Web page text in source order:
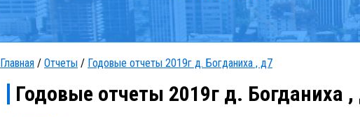
Главная / Отчеты / Годовые отчеты 2019г д. Богданиха , д7
Годовые отчеты 2019г д. Богданиха ,